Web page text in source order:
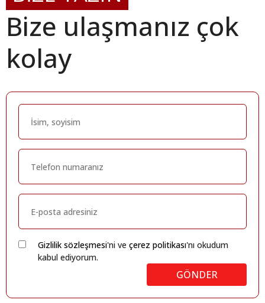
Bize ulaşmanız çok
kolay
Gizlilik sözleşmesi'ni ve çerez politikası'nı okudum
kabul ediyorum.
GÖNDER